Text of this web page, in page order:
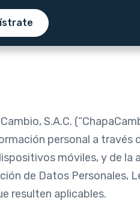
S.A.C.
personal a través
móviles, y de la
de Datos Personales,
resulten aplicables.